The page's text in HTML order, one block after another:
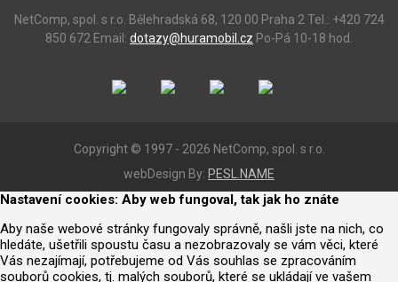
NetComp, spol. s r.o. Bělehradská 68, 120 00 Praha 2 Tel.: +420 724
850 672 Email: dotazy@huramobil.cz Po-Pá 10-18 hod.
Copyright © 1997 - 2026 NetComp, spol. s r.o.
webDesign By: PESL.NAME
Nastavení cookies: Aby web fungoval, tak jak ho znáte
Aby naše webové stránky fungovaly správně, našli jste na nich, co
hledáte, ušetřili spoustu času a nezobrazovaly se vám věci, které
Vás nezajímají, potřebujeme od Vás souhlas se zpracováním
souborů cookies, tj. malých souborů, které se ukládají ve vašem